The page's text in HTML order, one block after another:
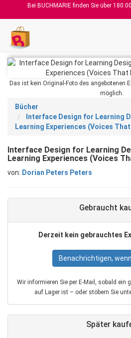
Bei BUCHMARIE finden Sie über
Das ist kein Original-Foto des angebotenen
möglich.
Bücher
Interface Design for Learning
Learning Experiences (Voices
Interface Design for Learning
Learning Experiences (Voices
von: Dorian Peters Peters
Gebraucht
Derzeit kein gebrauchtes
Benachrichtigen,
Wir informieren Sie per E‑Mail, sobald ein
auf Lager ist – oder stöbern Sie
Später